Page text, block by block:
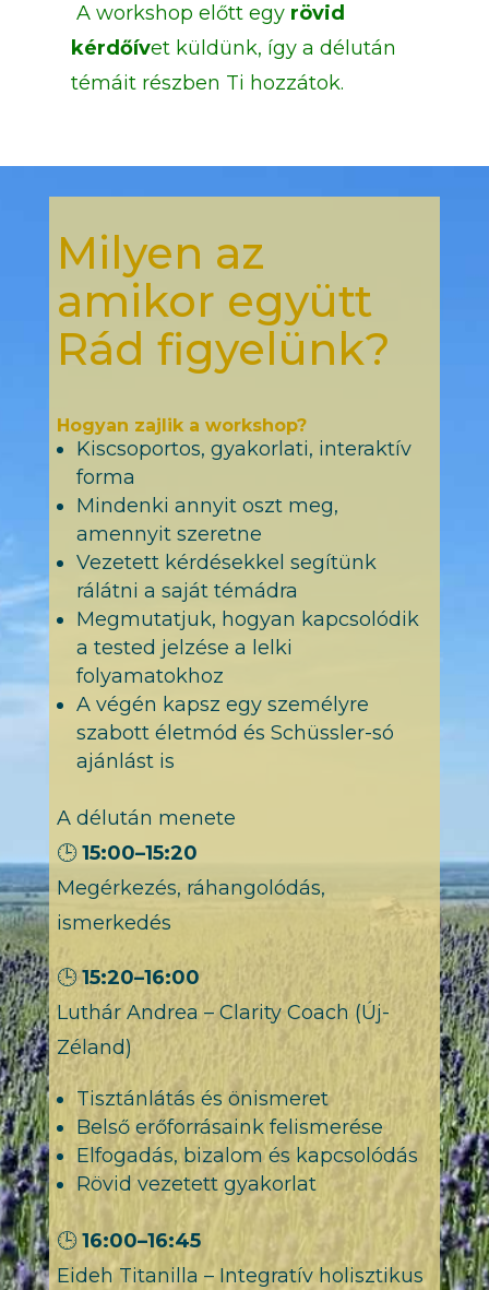
A workshop előtt egy rövid
kérdőívet küldünk, így a délután
témáit részben Ti hozzátok.
Milyen az
amikor együtt
Rád figyelünk?
Hogyan zajlik a workshop?
Kiscsoportos, gyakorlati, interaktív
forma
Mindenki annyit oszt meg,
amennyit szeretne
Vezetett kérdésekkel segítünk
rálátni a saját témádra
Megmutatjuk, hogyan kapcsolódik
a tested jelzése a lelki
folyamatokhoz
A végén kapsz egy személyre
szabott életmód és Schüssler-só
ajánlást is
A délután menete
🕒15:00–15:20
Megérkezés, ráhangolódás,
ismerkedés
🕒15:20–16:00
Luthár Andrea – Clarity Coach (Új-
Zéland)
Tisztánlátás és önismeret
Belső erőforrásaink felismerése
Elfogadás, bizalom és kapcsolódás
Rövid vezetett gyakorlat
🕒16:00–16:45
Eideh Titanilla – Integratív holisztikus